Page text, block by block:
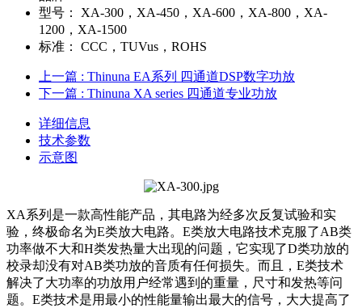
型号：
XA-300，XA-450，XA-600，XA-800，XA-
1200，XA-1500
标准：
CCC，TUVus，ROHS
上一篇 : Thinuna EA系列 四通道DSP数字功放
下一篇 : Thinuna XA series 四通道专业功放
详细信息
技术参数
示意图
XA系列是一款高性能产品，其电路为经多次反复试验和实
验，终极命名为E类放大电路。E类放大电路技术克服了AB类
功率做不大和H类发热量大出现的问题，它实现了D类功放的
校录却没有对AB类功放的音质有任何损失。而且，E类技术
解决了大功率的功放用户经常遇到的重量，尺寸和发热等问
题。E类技术是用最小的性能量输出最大的信号，大大提高了